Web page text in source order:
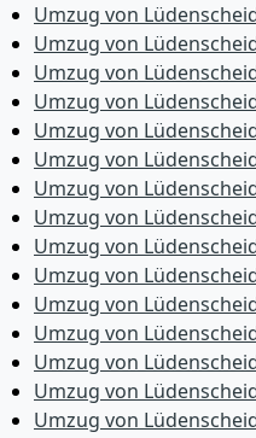
Umzug von
Umzug von
Umzug von
Umzug von
Umzug von
Umzug von
Umzug von
Umzug von
Umzug von
Umzug von
Umzug von
Umzug von
Umzug von
Umzug von
Umzug von